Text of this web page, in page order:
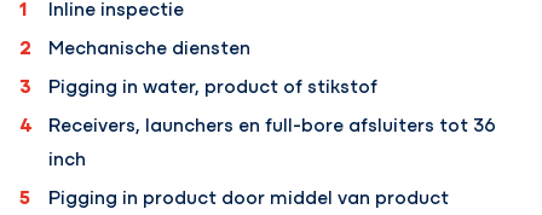
Inline inspectie
Mechanische diensten
Pigging in water, product of stikstof
Receivers, launchers en full-bore afsluiters tot 36
inch
Pigging in product door middel van product